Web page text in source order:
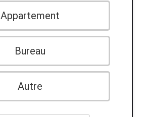
Appartement
Bureau
Autre